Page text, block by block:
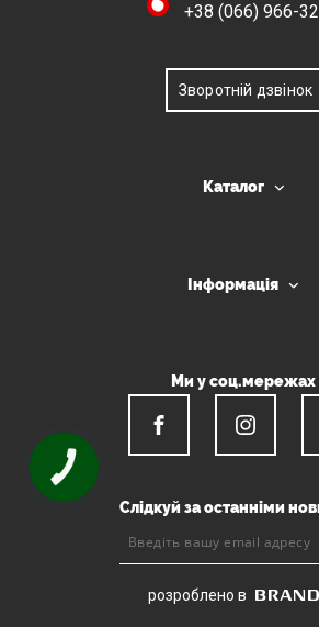
+38 (066) 966-
Зворотній дзвінок
Каталог
Інформація
Ми у соц.мережах
Слідкуй за останніми
розроблено в
КНОПКА
ЗВ'ЯЗКУ